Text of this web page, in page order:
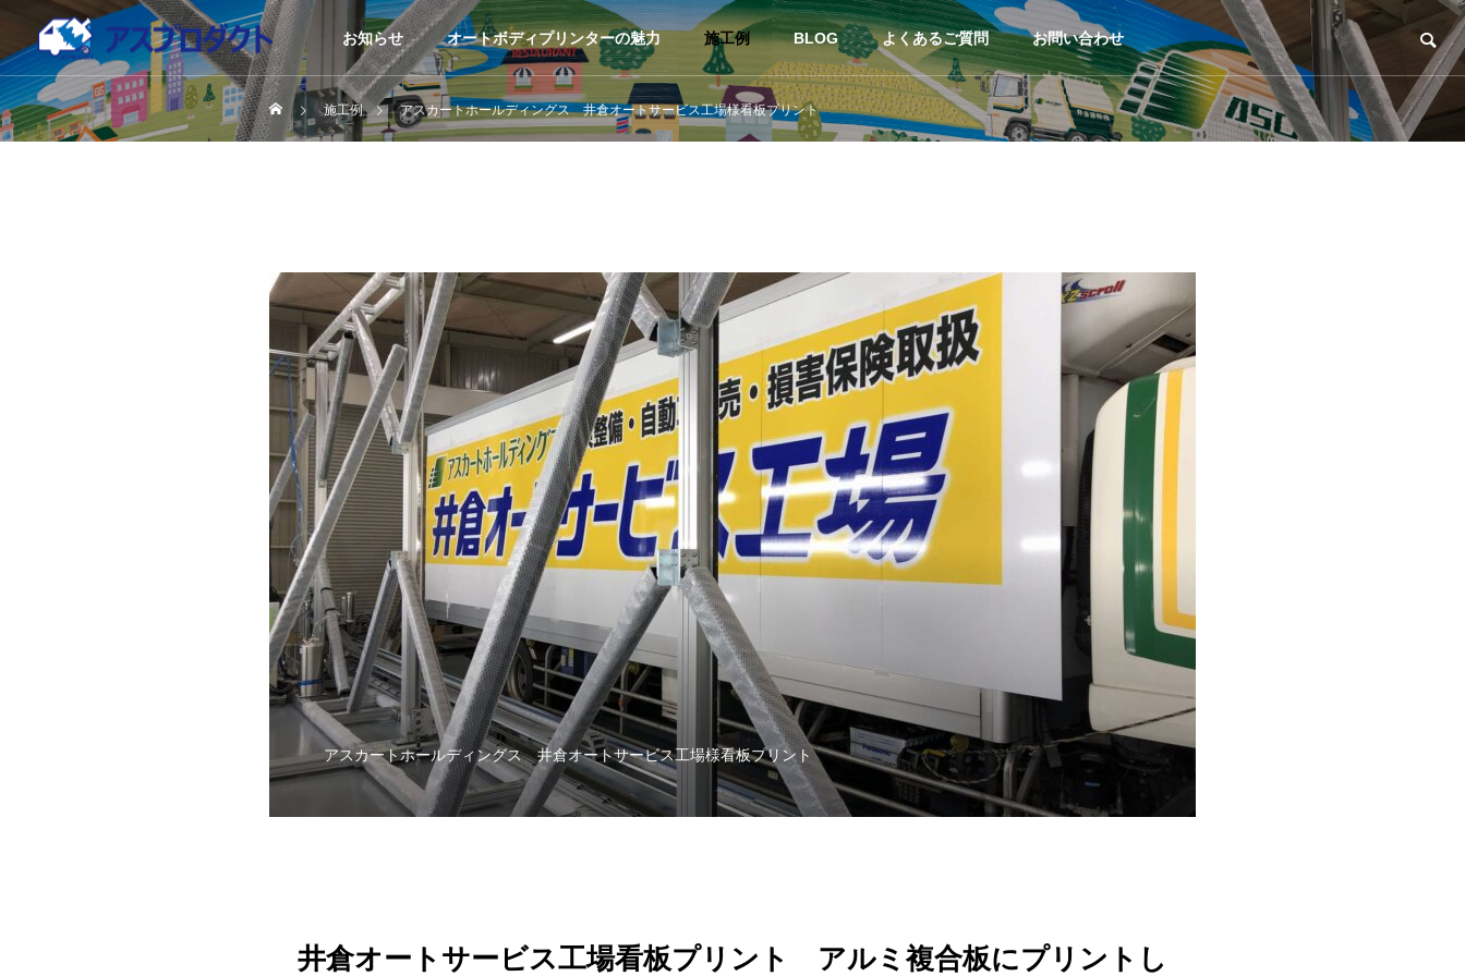
お知らせ オートボディプリンターの魅力 施工例 BLOG よくあるご質問 お問い合わせ
施工例 アスカートホールディングス 井倉オートサービス工場様看板プリント
アスカートホールディングス 井倉オートサービス工場様看板プリント
井倉オートサービス工場看板プリント アルミ複合板にプリントし